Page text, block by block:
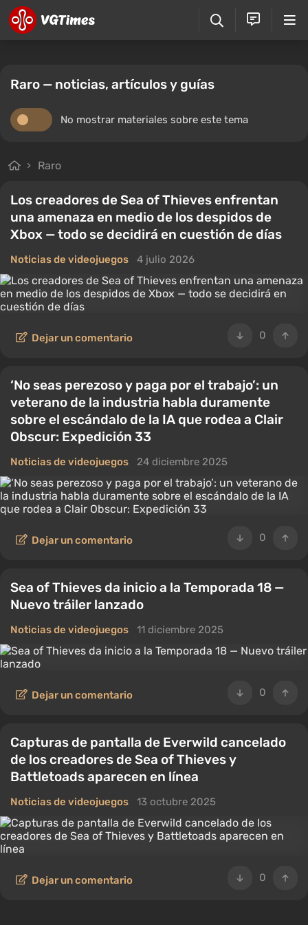
Raro — noticias, artículos y guías
No mostrar materiales sobre este tema
Raro
Los creadores de Sea of Thieves enfrentan
una amenaza en medio de los despidos de
Xbox — todo se decidirá en cuestión de días
Noticias de videojuegos 4 julio 2026
0
Dejar un comentario
‘No seas perezoso y paga por el trabajo’: un
veterano de la industria habla duramente
sobre el escándalo de la IA que rodea a Clair
Obscur: Expedición 33
Noticias de videojuegos 24 diciembre 2025
0
Dejar un comentario
Sea of Thieves da inicio a la Temporada 18 —
Nuevo tráiler lanzado
Noticias de videojuegos 11 diciembre 2025
0
Dejar un comentario
Capturas de pantalla de Everwild cancelado
de los creadores de Sea of Thieves y
Battletoads aparecen en línea
Noticias de videojuegos 13 octubre 2025
0
Dejar un comentario